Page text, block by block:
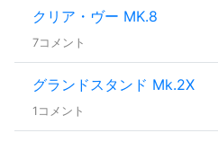
クリア・ヴー MK.8
7コメント
グランドスタンド Mk.2X
1コメント